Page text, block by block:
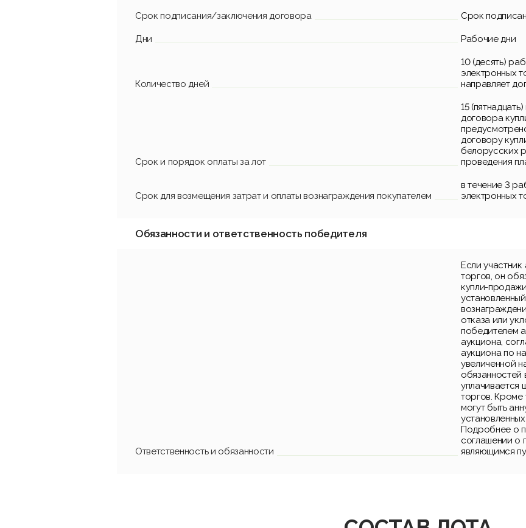
Срок подписания/заключения договора Срок
Дни Рабочие дни
Количество дней
10 (десять)
электронных
направляет
Срок и порядок оплаты за лот
15
договора
договору
белорусских
проведения
Срок для возмещения затрат и оплаты вознаграждения покупателем
в течение 3
электронных
Обязанности и ответственность победителя
Ответственность и обязанности
Если
торгов, он
купли-
отказа или
победителем
аукциона,
аукциона по
увеличенной
обязанностей
уплачивается
торгов. Кроме
могут быть
Подробнее о
соглашении о
являющимся